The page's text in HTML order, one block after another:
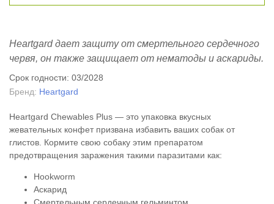
Heartgard дает защиту от смертельного сердечного
червя, он также защищает от нематоды и аскариды.
Срок годности: 03/2028
Бренд: Heartgard
Heartgard Chewables Plus — это упаковка вкусных
жевательных конфет призвана избавить ваших собак от
глистов. Кормите свою собаку этим препаратом
предотвращения заражения такими паразитами как:
Hookworm
Аскарид